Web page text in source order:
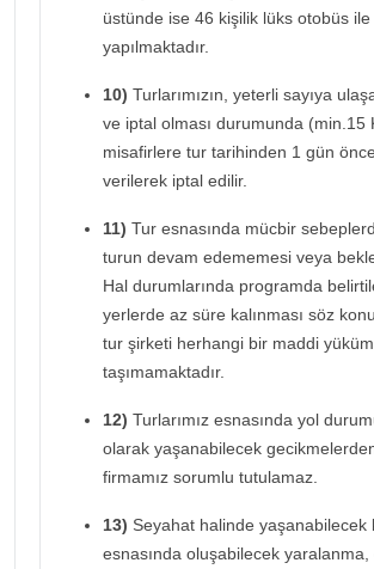
üstünde ise 46 kişilik lüks otobüs ile
yapılmaktadır.
10) Turlarımızın, yeterli sayıya
ve iptal olması durumunda (min.15
misafirlere tur tarihinden 1 gün
verilerek iptal edilir.
11) Tur esnasında mücbir
turun devam edememesi veya
Hal durumlarında programda
yerlerde az süre kalınması söz
tur şirketi herhangi bir maddi
taşımamaktadır.
12) Turlarımız esnasında yol
olarak yaşanabilecek
firmamız sorumlu tutulamaz.
13) Seyahat halinde yaşanabilecek
esnasında oluşabilecek